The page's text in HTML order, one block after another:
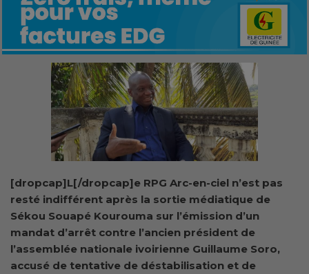
[dropcap]L[/dropcap]e RPG Arc-en-ciel n’est pas
resté indifférent après la sortie médiatique de
Sékou Souapé Kourouma sur l’émission d’un
mandat d’arrêt contre l’ancien président de
l’assemblée nationale ivoirienne Guillaume Soro,
accusé de tentative de déstabilisation et de